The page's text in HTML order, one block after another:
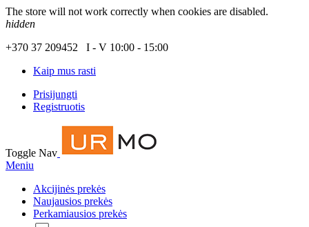
The store will not work correctly when cookies are disabled.
hidden
+370 37 209452 I - V 10:00 - 15:00
Kaip mus rasti
Prisijungti
Registruotis
Toggle Nav
Meniu
Akcijinės prekės
Naujausios prekės
Perkamiausios prekės